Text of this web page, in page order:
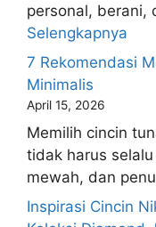
personal, berani,
Selengkapnya
7 Rekomendasi
Minimalis
April 15, 2026
Memilih cincin
tidak harus
mewah, dan
Inspirasi Cincin